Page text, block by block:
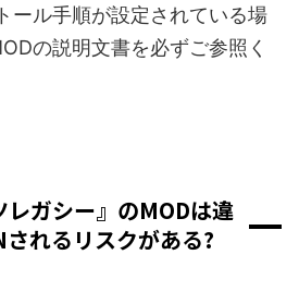
ール手順が設定されている場
の説明文書を必ずご参照く
レガシー』のMODは違
れるリスクがある?